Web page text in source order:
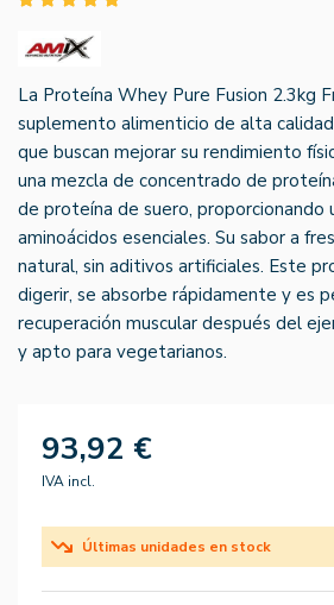
La Proteína Whey Pure Fusion 2.3kg
suplemento alimenticio de alta
que buscan mejorar su rendimiento
una mezcla de concentrado de
de proteína de suero,
aminoácidos esenciales. Su sabor a
natural, sin aditivos artificiales. Este
digerir, se absorbe rápidamente y es
recuperación muscular después del
y apto para vegetarianos.
93,92 €
IVA incl.
Últimas unidades en stock